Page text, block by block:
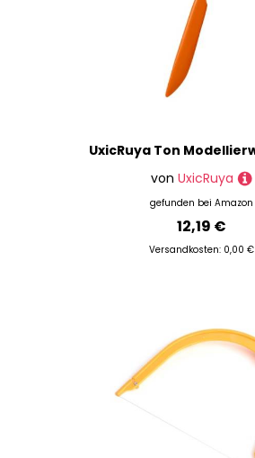
von UxicRuya
gefunden bei Amazon
12,19 €
Versandkosten: 0,00 €